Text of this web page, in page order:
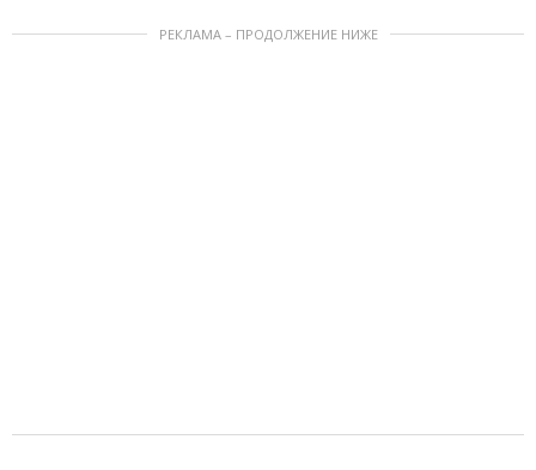
РЕКЛАМА – ПРОДОЛЖЕНИЕ НИЖЕ